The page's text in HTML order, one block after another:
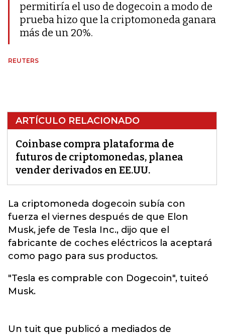
permitiría el uso de dogecoin a modo de
prueba hizo que la criptomoneda ganara
más de un 20%.
REUTERS
ARTÍCULO RELACIONADO
Coinbase compra plataforma de
futuros de criptomonedas, planea
vender derivados en EE.UU.
La criptomoneda dogecoin subía con
fuerza el viernes después de que Elon
Musk, jefe de Tesla Inc., dijo que el
fabricante de coches eléctricos la aceptará
como pago para sus productos.
"Tesla es comprable con Dogecoin", tuiteó
Musk.
Un tuit que publicó a mediados de